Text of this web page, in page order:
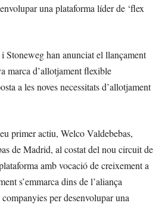
una plataforma líder de ‘flex
han anunciat el llançament
marca d’allotjament flexible
a les noves necessitats d’allotjament
primer actiu, Welco Valdebebas,
de Madrid, al costat del nou circuit de
amb vocació de creixement a
s’emmarca dins de l’aliança
per desenvolupar una